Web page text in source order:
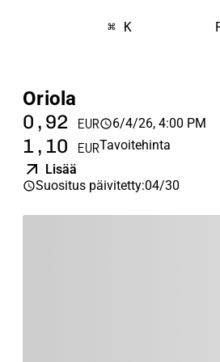
⌘ K
Oriola
0,92 EUR 6/4/26, 4:00 PM
1,10 EURTavoitehinta
Lisää
Suositus päivitetty:04/30